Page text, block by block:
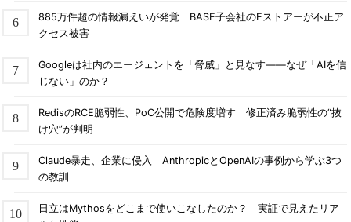
885万件超の情報漏えいが発覚 BASE子会社のEストアーが不正ア
クセス被害
Googleは社内のエージェントを「脅威」と見なす――なぜ「AIを信
じない」のか？
RedisのRCE脆弱性、PoC公開で危険度増す 修正済み脆弱性の“抜
け穴”が判明
Claude暴走、企業に侵入 AnthropicとOpenAIの事例から学ぶ3つ
の教訓
日立はMythosをどこまで使いこなしたのか？ 実証で見えたリア